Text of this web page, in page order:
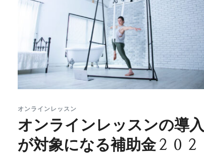
オンラインレッスン
オンラインレッスンの導入
が対象になる補助金２０２